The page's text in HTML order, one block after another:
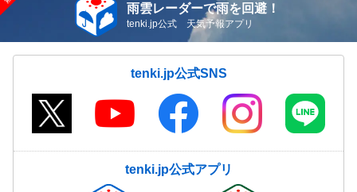
雨雲レーダーで雨を回避！
tenki.jp公式 天気予報アプリ
tenki.jp公式SNS
tenki.jp公式アプリ